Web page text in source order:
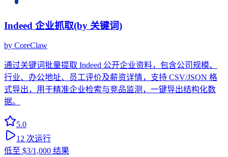
Indeed 企业抓取(by 关键词)
by CoreClaw
通过关键词批量提取 Indeed 公开企业资料，包含公司规模、
行业、办公地址、员工评价及薪资详情，支持 CSV/JSON 格
式导出，用于精准企业检索与竞品监测，一键导出结构化数
据。
5.0
12 次运行
低至 $3/1,000 结果